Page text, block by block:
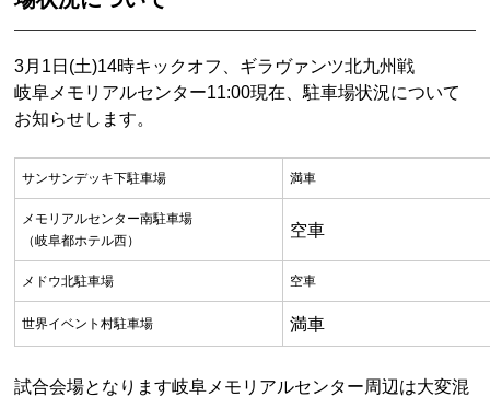
3月1日(土)14時キックオフ、ギラヴァンツ北九州戦
岐阜メモリアルセンター11:00現在、駐車場状況について
お知らせします。
サンサンデッキ下駐車場 満車
メモリアルセンター南駐車場
（岐阜都ホテル西）
空車
メドウ北駐車場 空車
世界イベント村駐車場 満車
試合会場となります岐阜メモリアルセンター周辺は大変混